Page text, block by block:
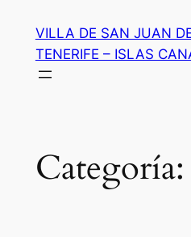
contenido
VILLA DE SAN JUAN
TENERIFE – ISLAS
Categoría: